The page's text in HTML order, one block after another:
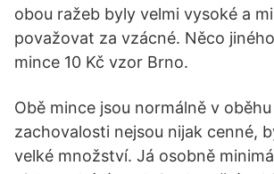
obou ražeb byly velmi vysoké a
považovat za vzácné. Něco
mince 10 Kč vzor Brno.
Obě mince jsou normálně v
zachovalosti nejsou nijak cenné,
velké množství. Já osobně